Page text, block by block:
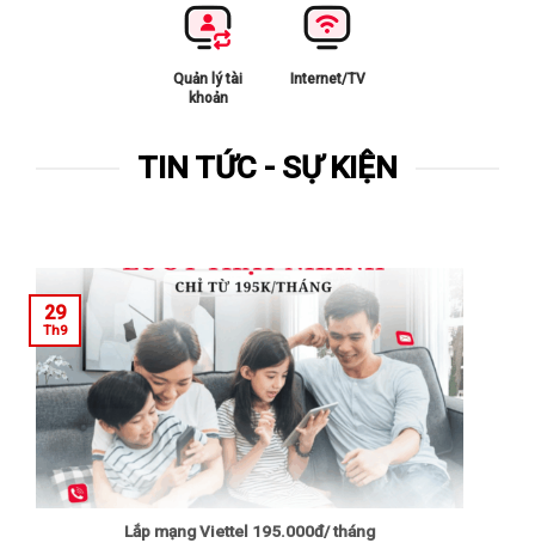
Quản lý tài
khoản
Internet/TV
TIN TỨC - SỰ KIỆN
Lắp mạng Viettel 195.000đ/ tháng
29
Th9